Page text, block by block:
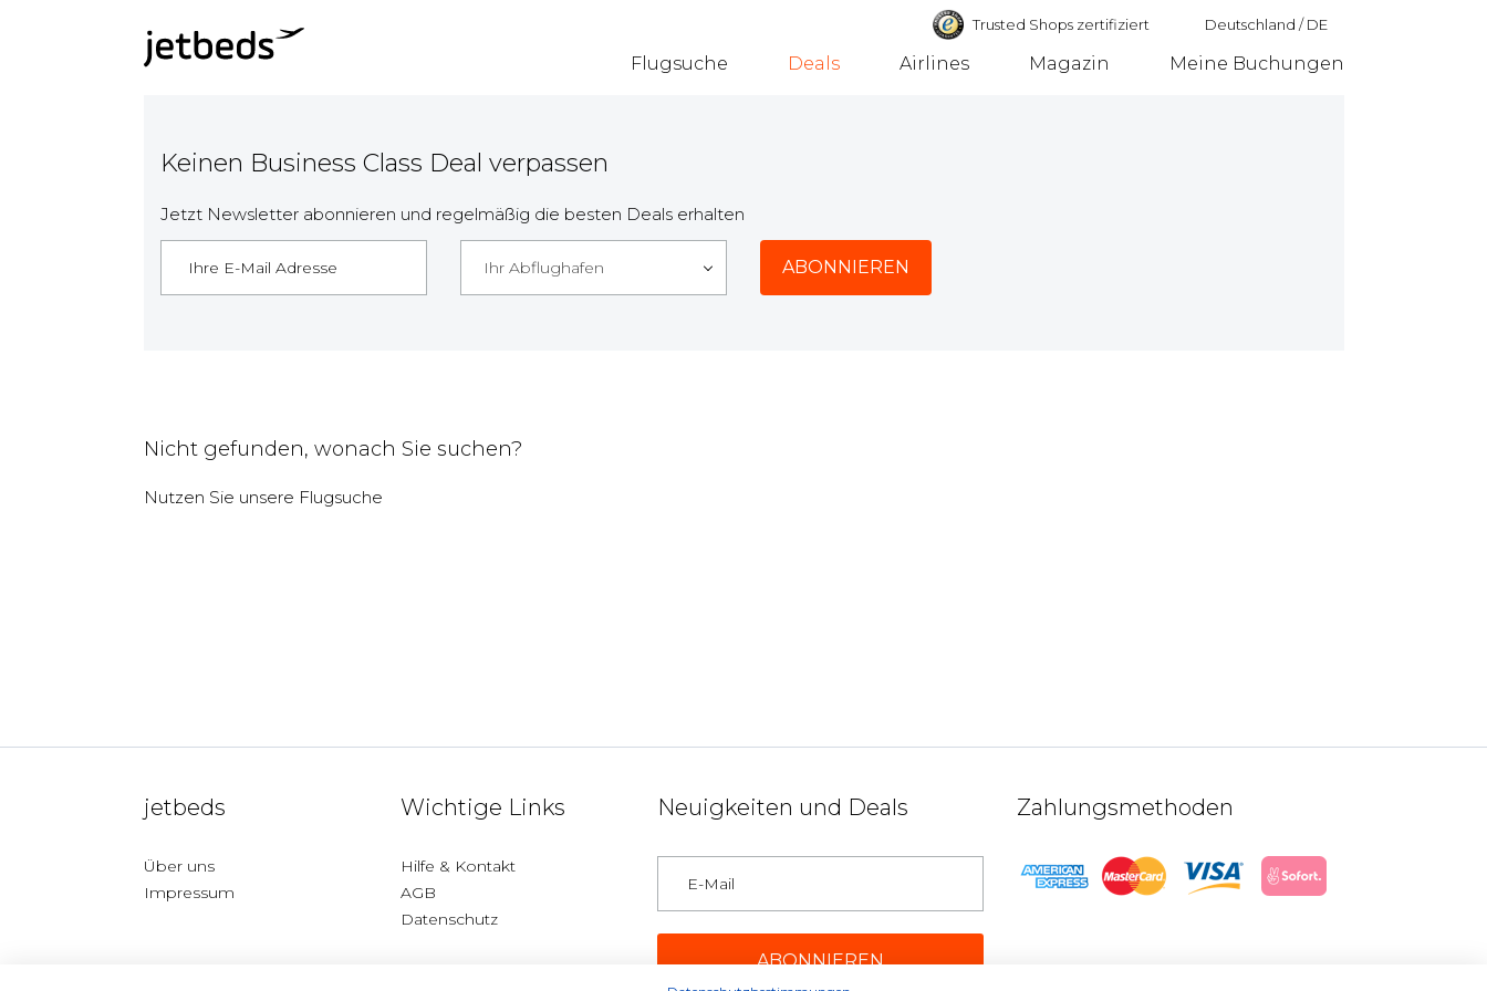
Trusted Shops zertifiziert Deutschland /DE
Flugsuche Deals Airlines Magazin Meine Buchungen
Keinen Business Class Deal verpassen
Jetzt Newsletter abonnieren und regelmäßig die besten Deals erhalten
Ihr Abflughafen
Nicht gefunden, wonach Sie suchen?
Nutzen Sie unsere Flugsuche
jetbeds
Über uns
Impressum
Wichtige Links
Hilfe & Kontakt
AGB
Datenschutz
Neuigkeiten und Deals Zahlungsmethoden